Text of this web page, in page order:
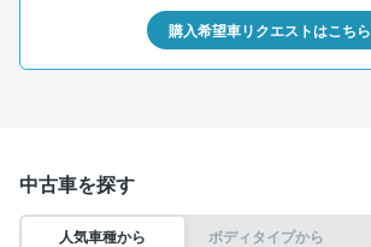
購入希望車リクエストはこちら
中古車を探す
人気車種から ボディタイプから